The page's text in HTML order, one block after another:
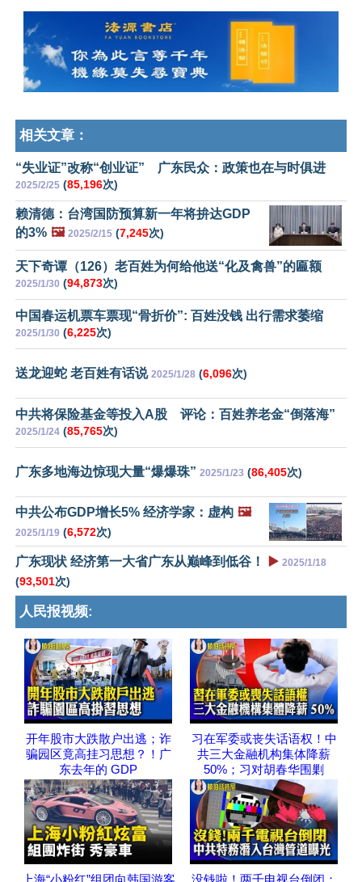
相关文章：
“失业证”改称“创业证” 广东民众：政策也在与时俱进
2025/2/25 (85,196次)
赖清德：台湾国防预算新一年将拚达GDP
的3% 🖼️ 2025/2/15 (7,245次)
天下奇谭（126）老百姓为何给他送“化及禽兽”的匾额
2025/1/30 (94,873次)
中国春运机票车票现“骨折价”: 百姓没钱 出行需求萎缩
2025/1/30 (6,225次)
送龙迎蛇 老百姓有话说 2025/1/28 (6,096次)
中共将保险基金等投入A股 评论：百姓养老金“倒落海”
2025/1/24 (85,765次)
广东多地海边惊现大量“爆爆珠” 2025/1/23 (86,405次)
中共公布GDP增长5% 经济学家：虚构 🖼️
2025/1/19 (6,572次)
广东现状 经济第一大省广东从巅峰到低谷！ ▶️ 2025/1/18
(93,501次)
人民报视频:
开年股市大跌散户出逃；诈
骗园区竟高挂习思想？！广
东去年的 GDP
习在军委或丧失话语权！中
共三大金融机构集体降薪
50%；习对胡春华围剿
上海“小粉红”组团向韩国游客 没钱啦！两千电视台倒闭；